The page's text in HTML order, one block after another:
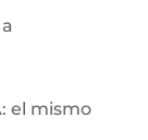
el mismo